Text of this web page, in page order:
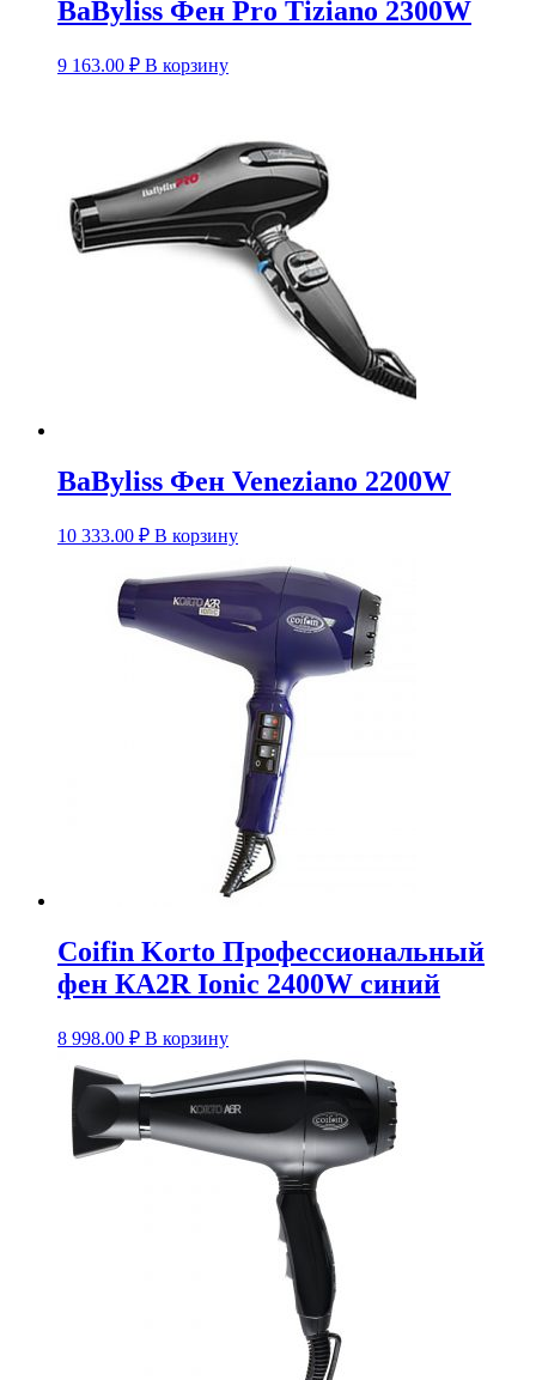
BaByliss Фен Pro Tiziano 2300W
9 163.00 ₽ В корзину
BaByliss Фен Veneziano 2200W
10 333.00 ₽ В корзину
Coifin Korto Профессиональный
фен КA2R Ionic 2400W синий
8 998.00 ₽ В корзину